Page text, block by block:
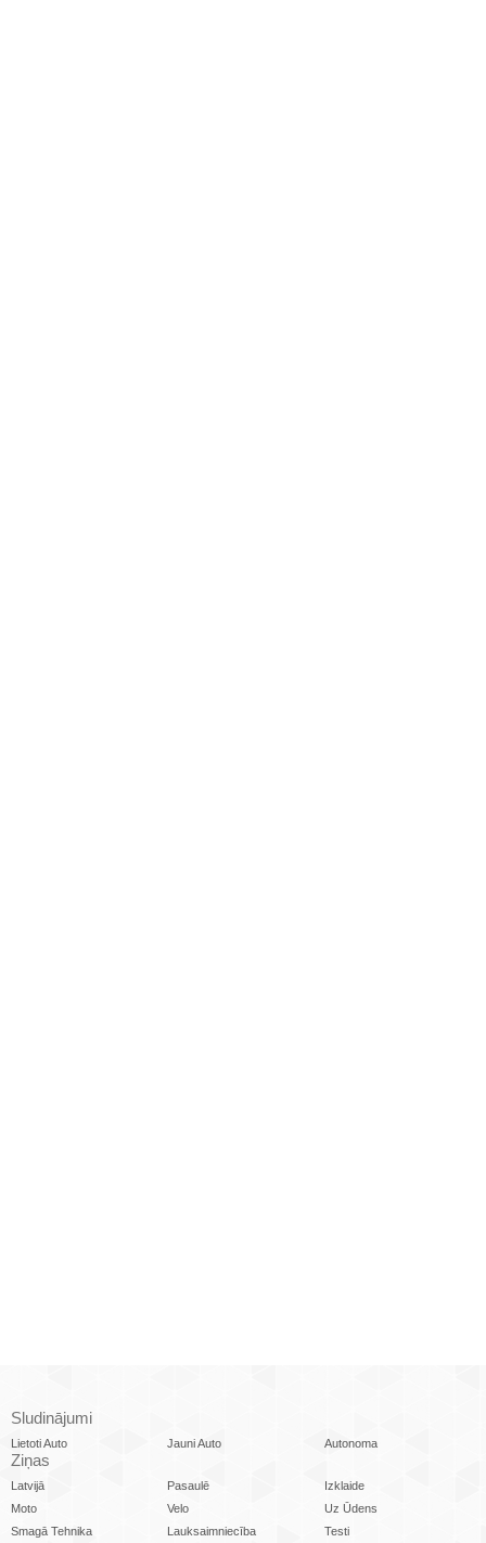
Sludinājumi
Lietoti Auto Jauni Auto Autonoma
Ziņas
Latvijā Pasaulē
Izklaide
Moto
Velo
Uz Ūdens
Smagā Tehnika
Lauksaimniecība
Testi